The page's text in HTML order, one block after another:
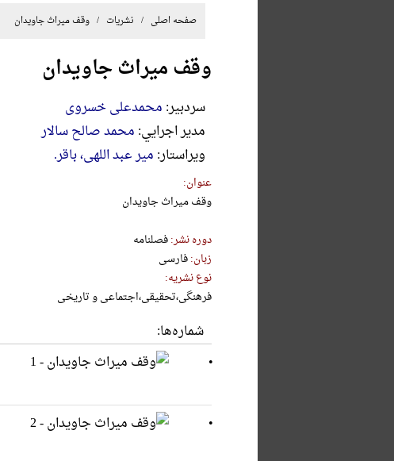
صفحه اصلی / نشریات / وقف میراث جاویدان
وقف میراث جاویدان
سردبير: محمدعلی خسروی
مدير اجرايي: محمد صالح سالار
ويراستار: میر عبد اللهی، باقر.
عنوان:
وقف میراث جاویدان
دوره نشر:فصلنامه
زبان:فارسی
نوع نشریه:
فرهنگی،تحقیقی،اجتماعی و تاریخی
شماره‌ها: